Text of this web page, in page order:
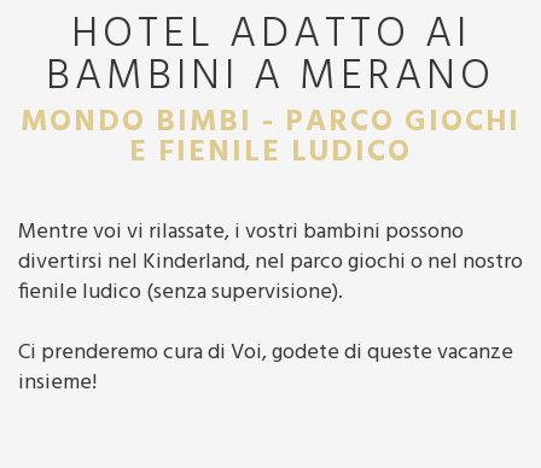
HOTEL ADATTO AI
BAMBINI A MERANO
MONDO BIMBI - PARCO GIOCHI
E FIENILE LUDICO
Mentre voi vi rilassate, i vostri bambini possono
divertirsi nel Kinderland, nel parco giochi o nel nostro
fienile ludico (senza supervisione).
Ci prenderemo cura di Voi, godete di queste vacanze
insieme!